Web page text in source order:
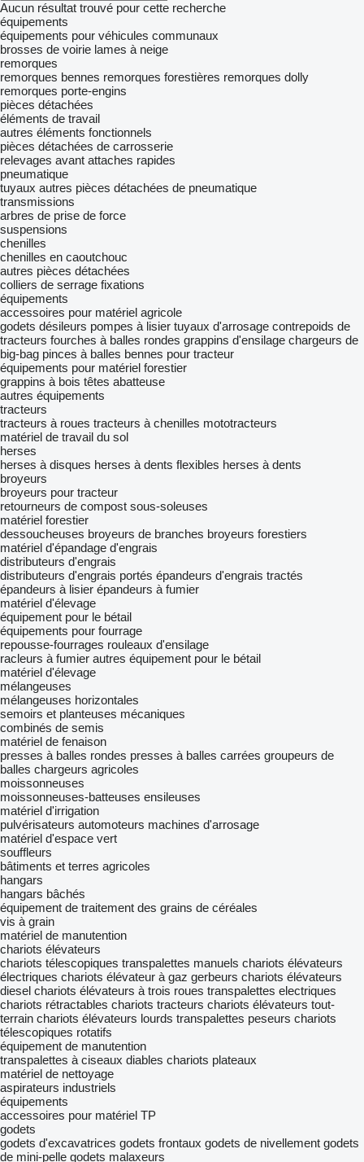
Aucun résultat trouvé pour cette recherche
équipements
équipements pour véhicules communaux
brosses de voirie lames à neige
remorques
remorques bennes remorques forestières remorques dolly
remorques porte-engins
pièces détachées
éléments de travail
autres éléments fonctionnels
pièces détachées de carrosserie
relevages avant attaches rapides
pneumatique
tuyaux autres pièces détachées de pneumatique
transmissions
arbres de prise de force
suspensions
chenilles
chenilles en caoutchouc
autres pièces détachées
colliers de serrage fixations
équipements
accessoires pour matériel agricole
godets désileurs pompes à lisier tuyauх d'arrosage contrepoids de
tracteurs fourches à balles rondes grappins d'ensilage chargeurs de
big-bag pinces à balles bennes pour tracteur
équipements pour matériel forestier
grappins à bois têtes abatteuse
autres équipements
tracteurs
tracteurs à roues tracteurs à chenilles mototracteurs
matériel de travail du sol
herses
herses à disques herses à dents flexibles herses à dents
broyeurs
broyeurs pour tracteur
retourneurs de compost sous-soleuses
matériel forestier
dessoucheuses broyeurs de branches broyeurs forestiers
matériel d'épandage d'engrais
distributeurs d'engrais
distributeurs d'engrais portés épandeurs d'engrais tractés
épandeurs à lisier épandeurs à fumier
matériel d'élevage
équipement pour le bétail
équipements pour fourrage
repousse-fourrages rouleaux d'ensilage
racleurs à fumier autres équipement pour le bétail
matériel d'élevage
mélangeuses
mélangeuses horizontales
semoirs et planteuses mécaniques
combinés de semis
matériel de fenaison
presses à balles rondes presses à balles carrées groupeurs de
balles chargeurs agricoles
moissonneuses
moissonneuses-batteuses ensileuses
matériel d'irrigation
pulvérisateurs automoteurs machines d'arrosage
matériel d'espace vert
souffleurs
bâtiments et terres agricoles
hangars
hangars bâchés
équipement de traitement des grains de céréales
vis à grain
matériel de manutention
chariots élévateurs
chariots télescopiques transpalettes manuels chariots élévateurs
électriques chariots élévateur à gaz gerbeurs chariots élévateurs
diesel chariots élévateurs à trois roues transpalettes electriques
chariots rétractables chariots tracteurs chariots élévateurs tout-
terrain chariots élévateurs lourds transpalettes peseurs chariots
télescopiques rotatifs
équipement de manutention
transpalettes à ciseaux diables chariots plateaux
matériel de nettoyage
aspirateurs industriels
équipements
accessoires pour matériel TP
godets
godets d'excavatrices godets frontaux godets de nivellement godets
de mini-pelle godets malaxeurs